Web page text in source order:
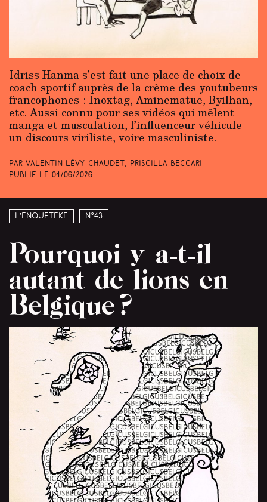
Idriss Hanma s’est fait une place de choix de
coach sportif auprès de la crème des youtubeurs
francophones : Inoxtag, Aminematue, Byilhan,
etc. Aussi connu pour ses vidéos qui mêlent
manga et musculation, l’influenceur véhicule
un discours viriliste, voire masculiniste.
Par Valentin Lévy-Chaudet, Priscilla Beccari
Publié le 04/06/2026
L’enquêteke N°43
Pourquoi y a-t-il
autant de lions en
Belgique ?